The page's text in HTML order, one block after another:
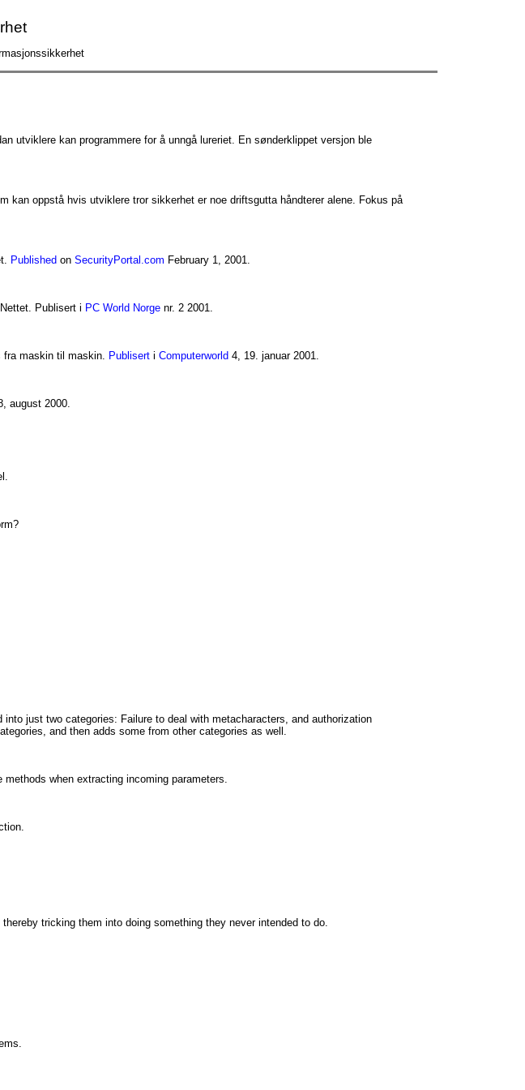
utviklere kan programmere for å unngå lureriet. En sønderklippet versjon ble
kan oppstå hvis utviklere tror sikkerhet er noe driftsgutta håndterer alene. Fokus på
Published on SecurityPortal.com February 1, 2001.
Publisert i PC World Norge nr. 2 2001.
maskin til maskin. Publisert i Computerworld 4, 19. januar 2001.
august 2000.
just two categories: Failure to deal with metacharacters, and authorization
and then adds some from other categories as well.
when extracting incoming parameters.
tricking them into doing something they never intended to do.